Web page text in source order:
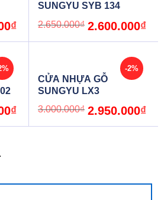
₫Current
price
SUNGYU SYB 134
2.650.000₫ Original
price
2.600.000₫
₫Current
price
-2%
CỬA NHỰA GỖ
SUNGYU LX3
3.000.000₫ Original
price
2.950.000₫